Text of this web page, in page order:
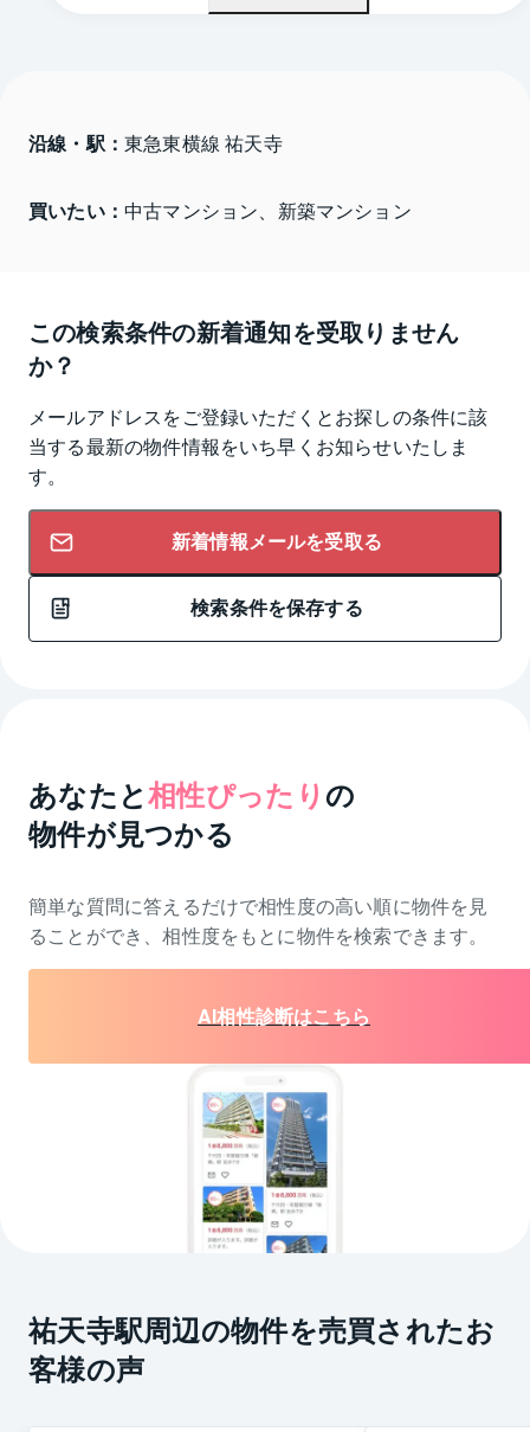
沿線・駅： 東急東横線 祐天寺
買いたい： 中古マンション、新築マンション
この検索条件の新着通知を受取りません
か？
メールアドレスをご登録いただくとお探しの条件に該
当する最新の物件情報をいち早くお知らせいたしま
す。
新着情報メールを受取る
検索条件を保存する
あなたと相性ぴったり の
物件が見つかる
簡単な質問に答えるだけで相性度の高い順に物件を 見
ることができ、相性度をもとに物件を検索できます。
AI相性診断はこちら
祐天寺駅周辺の物件を売買されたお
客様の声